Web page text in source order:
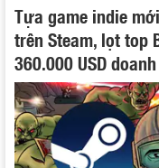
Tựa game indie
trên Steam, lọt top
360.000 USD